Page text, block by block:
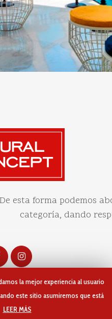
De esta forma podemos
categoría, dando
la mejor experiencia al usuario
este sitio asumiremos que está
LEER MÁS